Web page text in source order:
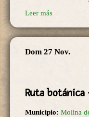
Leer más
Dom 27 Nov.
Ruta botánica
Municipio: Molina